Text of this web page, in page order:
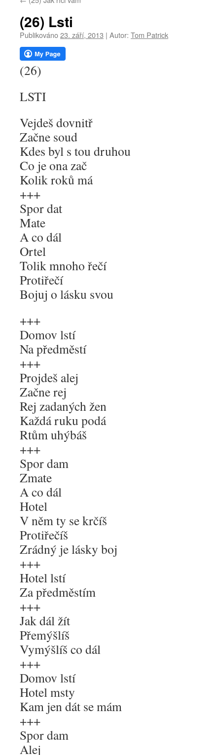
webu
(26) Lsti
Publikováno23. září, 2013 | Autor: Tom Patrick
(26)
LSTI
Vejdeš dovnitř
Začne soud
Kdes byl s tou druhou
Co je ona zač
Kolik roků má
+++
Spor dat
Mate
A co dál
Ortel
Tolik mnoho řečí
Protiřečí
Bojuj o lásku svou
+++
Domov lstí
Na předměstí
+++
Projdeš alej
Začne rej
Rej zadaných žen
Každá ruku podá
Rtům uhýbáš
+++
Spor dam
Zmate
A co dál
Hotel
V něm ty se krčíš
Protiřečíš
Zrádný je lásky boj
+++
Hotel lstí
Za předměstím
+++
Jak dál žít
Přemýšlíš
Vymýšlíš co dál
+++
Domov lstí
Hotel msty
Kam jen dát se mám
+++
Spor dam
Alej